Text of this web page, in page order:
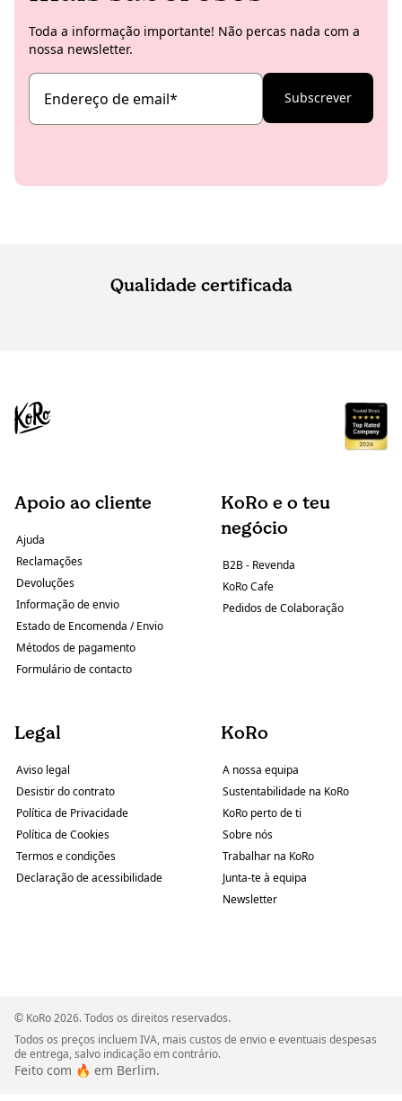
Toda a informação importante! Não percas nada com a
nossa newsletter.
Endereço de email* Subscrever
Qualidade certificada
Apoio ao cliente
Ajuda
Reclamações
Devoluções
Informação de envio
Estado de Encomenda / Envio
Métodos de pagamento
Formulário de contacto
KoRo e o teu
negócio
B2B - Revenda
KoRo Cafe
Pedidos de Colaboração
Legal
Aviso legal
Desistir do contrato
Política de Privacidade
Política de Cookies
Termos e condições
Declaração de acessibilidade
KoRo
A nossa equipa
Sustentabilidade na KoRo
KoRo perto de ti
Sobre nós
Trabalhar na KoRo
Junta-te à equipa
Newsletter
© KoRo 2026. Todos os direitos reservados.
Todos os preços incluem IVA, mais custos de envio e eventuais despesas
de entrega, salvo indicação em contrário.
Feito com 🔥 em Berlim.